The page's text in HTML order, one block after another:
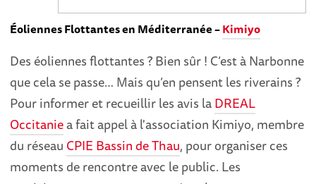
Éoliennes Flottantes en Méditerranée –Kimiyo
Des éoliennes flottantes ? Bien sûr ! C’est à Narbonne
que cela se passe… Mais qu’en pensent les riverains ?
Pour informer et recueillir les avis laDREAL
Occitaniea fait appel à l'association Kimiyo, membre
du réseau CPIE Bassin de Thau, pour organiser ces
moments de rencontre avec le public. Les